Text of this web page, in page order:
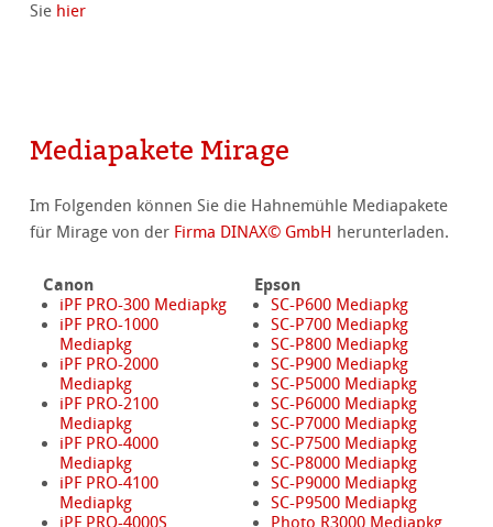
Sie hier
Mediapakete Mirage
Im Folgenden können Sie die Hahnemühle Mediapakete
für Mirage von der Firma DINAX© GmbH herunterladen.
Canon
iPF PRO-300 Mediapkg
iPF PRO-1000
Mediapkg
iPF PRO-2000
Mediapkg
iPF PRO-2100
Mediapkg
iPF PRO-4000
Mediapkg
iPF PRO-4100
Mediapkg
iPF PRO-4000S
Epson
SC-P600 Mediapkg
SC-P700 Mediapkg
SC-P800 Mediapkg
SC-P900 Mediapkg
SC-P5000 Mediapkg
SC-P6000 Mediapkg
SC-P7000 Mediapkg
SC-P7500 Mediapkg
SC-P8000 Mediapkg
SC-P9000 Mediapkg
SC-P9500 Mediapkg
Photo R3000 Mediapkg